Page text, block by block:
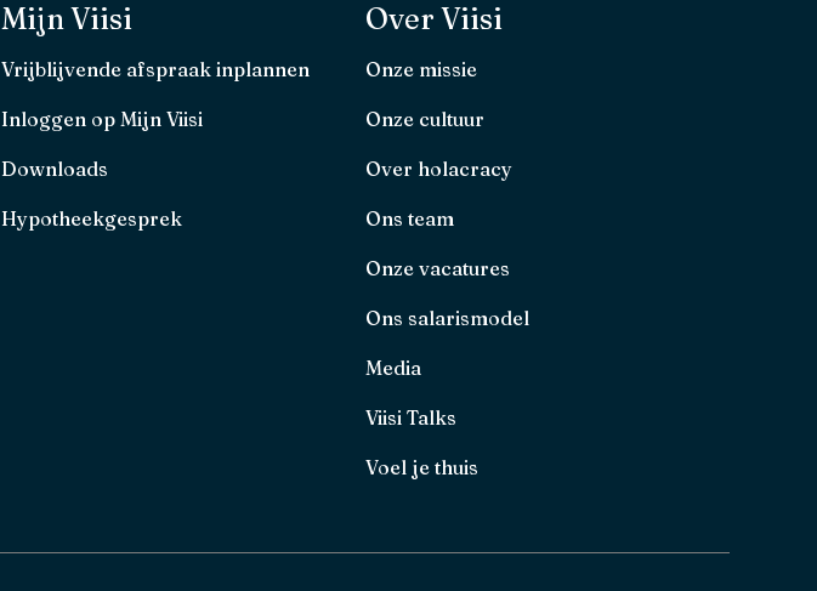
Mijn Viisi
Vrijblijvende afspraak inplannen
Inloggen op Mijn Viisi
Downloads
Hypotheekgesprek
Over Viisi
Onze missie
Onze cultuur
Over holacracy
Ons team
Onze vacatures
Ons salarismodel
Media
Viisi Talks
Voel je thuis